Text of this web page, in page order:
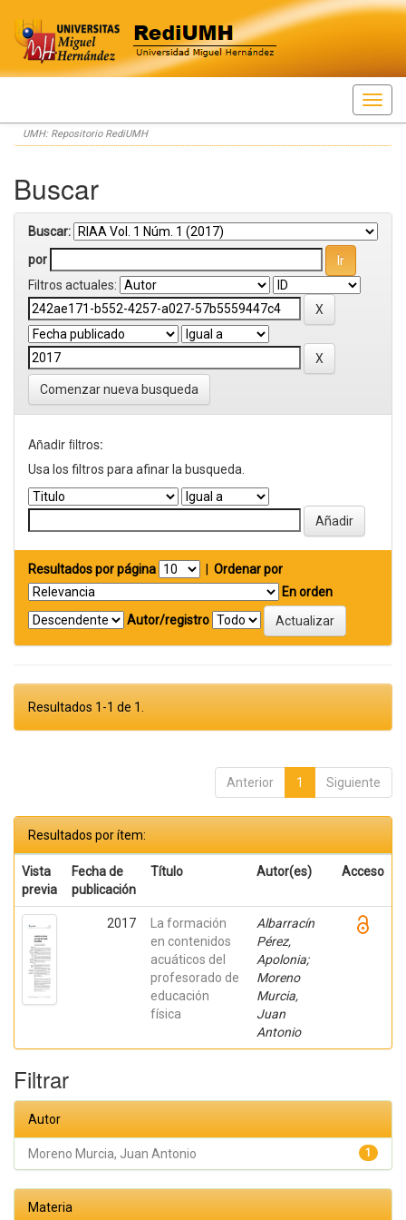
Skip
navigation
UMH: Repositorio RediUMH
Buscar
Buscar:
por
Filtros actuales:
Comenzar nueva busqueda
Añadir filtros:
Usa los filtros para afinar la busqueda.
Resultados por página
Ordenar por
En orden
Autor/registro
Resultados 1-1 de 1.
Anterior 1 Siguiente
Resultados por ítem:
Vista
previa
Fecha de
publicación
Título Autor(es) Acceso
2017
La formación
en contenidos
acuáticos del
profesorado de
educación
física
Albarracín
Pérez,
Apolonia;
Moreno
Murcia,
Juan
Antonio
Filtrar
Autor
1
Moreno Murcia, Juan Antonio
Materia